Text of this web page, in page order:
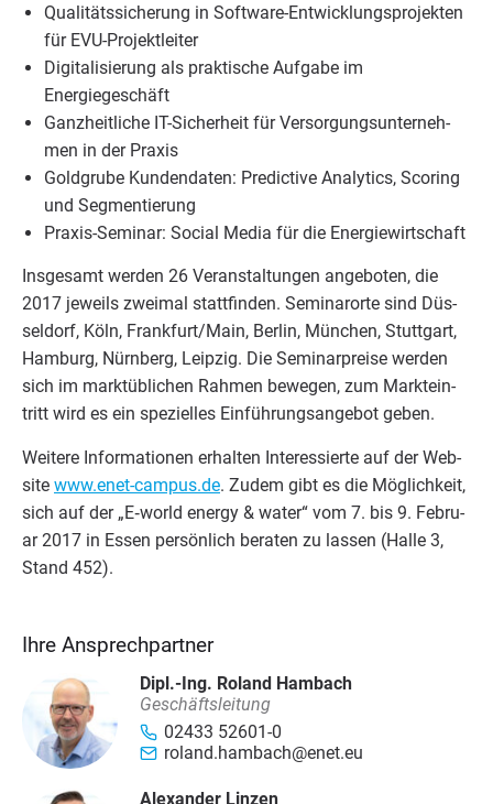
Qua­li­täts­si­che­rung in Soft­ware-Ent­wick­lungs­pro­jek­ten
für EVU-Projektleiter
Digi­ta­li­sie­rung als prak­ti­sche Auf­ga­be im
Energiegeschäft
Ganz­heit­li­che IT-Sicher­heit für Ver­sor­gungs­un­ter­neh­
men in der Praxis
Gold­gru­be Kun­den­da­ten: Pre­dic­ti­ve Ana­ly­tics, Scoring
und Segmentierung
Pra­xis-Semi­nar: Social Media für die Energiewirtschaft
Ins­ge­samt wer­den 26 Ver­an­stal­tun­gen ange­bo­ten, die
2017 jeweils zwei­mal statt­fin­den. Semi­nar­or­te sind Düs­
sel­dorf, Köln, Frankfurt/​Main, Ber­lin, Mün­chen, Stutt­gart,
Ham­burg, Nürn­berg, Leip­zig. Die Semi­nar­prei­se wer­den
sich im markt­üb­li­chen Rah­men bewe­gen, zum Markt­ein­
tritt wird es ein spe­zi­el­les Ein­füh­rungs­an­ge­bot geben.
Wei­te­re Infor­ma­tio­nen erhal­ten Inter­es­sier­te auf der Web­
site www​.enet​-cam​pus​.de. Zudem gibt es die Mög­lich­keit,
sich auf der „E‑world ener­gy & water“ vom 7. bis 9. Febru­
ar2017 in Essen per­sön­lich bera­ten zu las­sen (Hal­le 3,
Stand 452).
Ihre Ansprechpartner
Dipl.-Ing. Roland Hambach
Geschäftsleitung
02433 52601-0
roland.hambach@enet.eu
Alexander Linzen